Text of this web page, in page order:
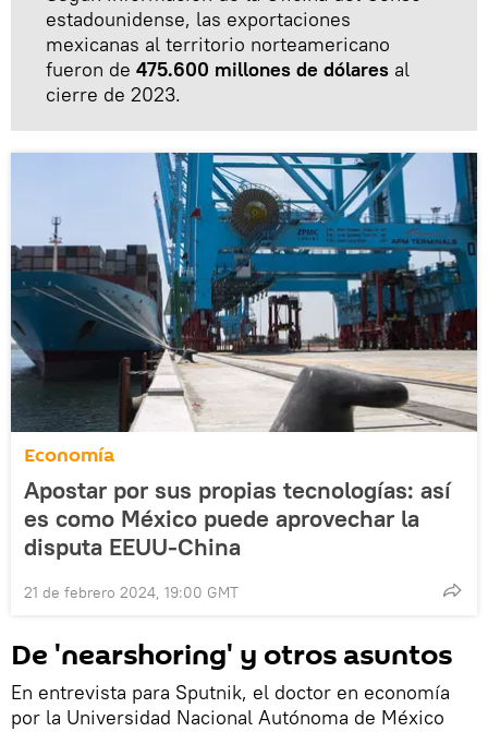
estadounidense, las exportaciones
mexicanas al territorio norteamericano
fueron de 475.600 millones de dólares al
cierre de 2023.
Economía
Apostar por sus propias tecnologías: así
es como México puede aprovechar la
disputa EEUU-China
21 de febrero 2024, 19:00 GMT
De 'nearshoring' y otros asuntos
En entrevista para Sputnik, el doctor en economía
por la Universidad Nacional Autónoma de México